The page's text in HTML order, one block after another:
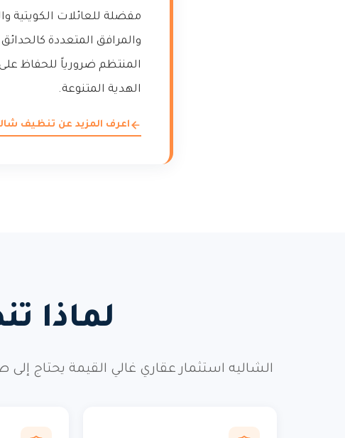
مفضلة للعائلات الكويتية
والمرافق المتعددة
المنتظم ضرورياً للحفاظ
الهدية المتنوعة.
اعرف المزيد عن تنظيف
لماذا
الشاليه استثمار عقاري غالي القيمة يحتاج